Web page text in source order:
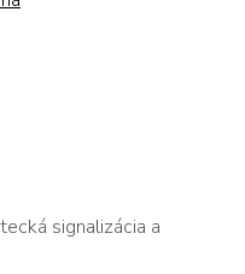
signalizácia a